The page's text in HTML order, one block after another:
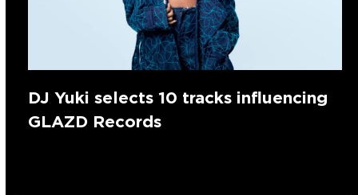
DJ Yuki selects 10 tracks influencing
GLAZD Records